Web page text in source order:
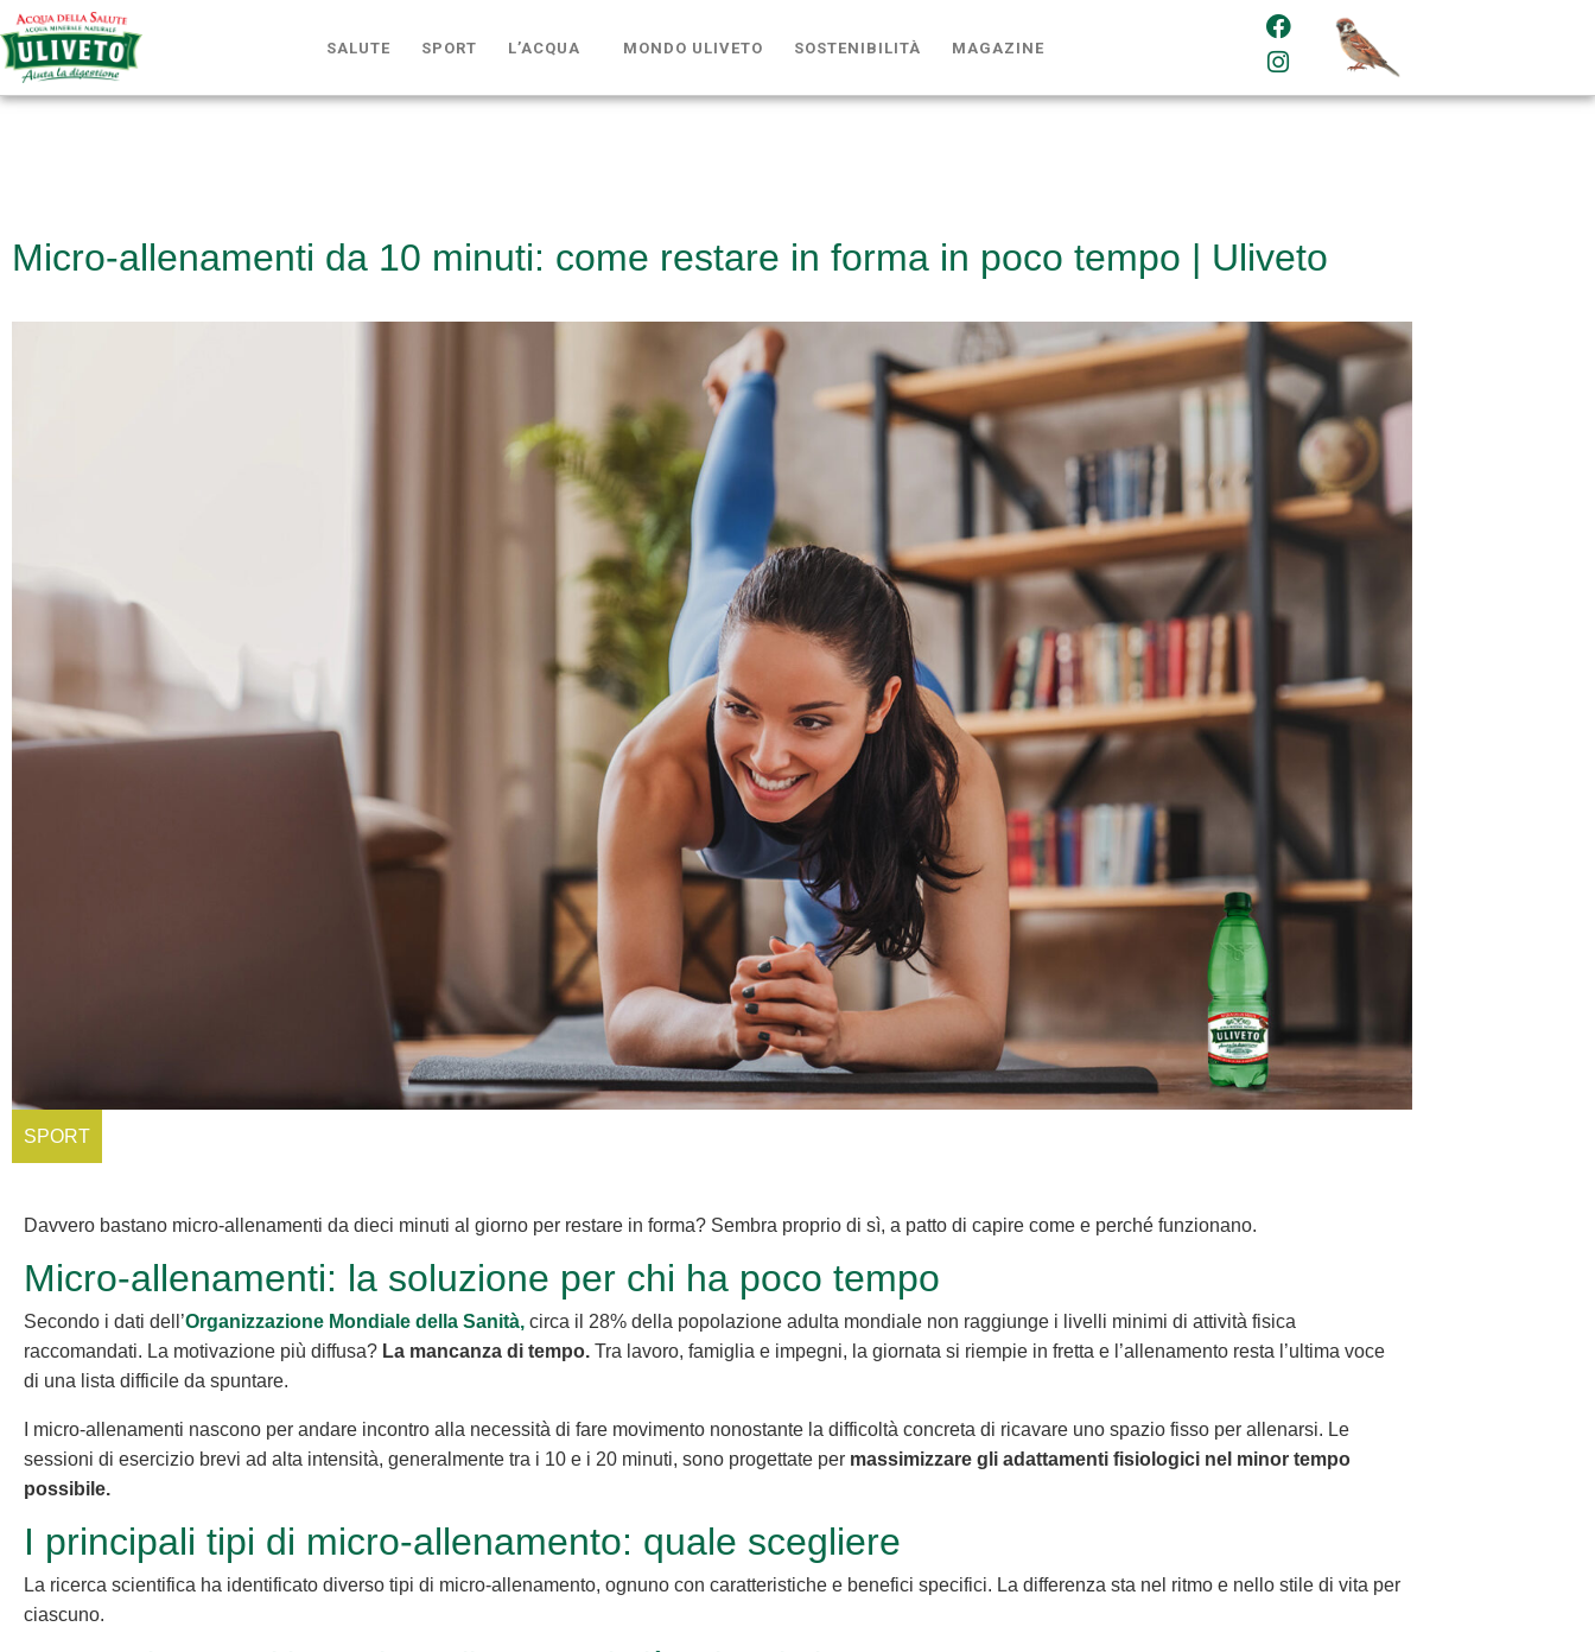
SALUTE SPORT L’ACQUA MONDO ULIVETO SOSTENIBILITÀ MAGAZINE
Micro-allenamenti da 10 minuti: come restare in forma in poco tempo | Uliveto
SPORT
Davvero bastano micro-allenamenti da dieci minuti al giorno per restare in forma? Sembra proprio di sì, a patto di capire come e perché funzionano.
Micro-allenamenti: la soluzione per chi ha poco tempo
Secondo i dati dell’Organizzazione Mondiale della Sanità, circa il 28% della popolazione adulta mondiale non raggiunge i livelli minimi di attività fisica
raccomandati. La motivazione più diffusa? La mancanza di tempo. Tra lavoro, famiglia e impegni, la giornata si riempie in fretta e l’allenamento resta l’ultima voce
di una lista difficile da spuntare.
I micro-allenamenti nascono per andare incontro alla necessità di fare movimento nonostante la difficoltà concreta di ricavare uno spazio fisso per allenarsi. Le
sessioni di esercizio brevi ad alta intensità, generalmente tra i 10 e i 20 minuti, sono progettate per massimizzare gli adattamenti fisiologici nel minor tempo
possibile.
I principali tipi di micro-allenamento: quale scegliere
La ricerca scientifica ha identificato diverso tipi di micro-allenamento, ognuno con caratteristiche e benefici specifici. La differenza sta nel ritmo e nello stile di vita per
ciascuno.